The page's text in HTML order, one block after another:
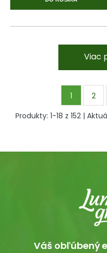
Viac
1 2
Produkty: 1-18 z 152 |
Váš obľúbený